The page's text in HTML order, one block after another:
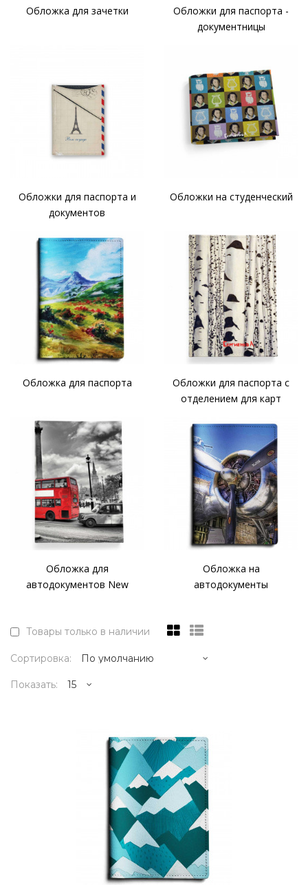
Обложка для зачетки
Обложки для паспорта -
документницы
Обложки для паспорта и
документов
Обложки на студенческий
Обложка для паспорта
Обложки для паспорта с
отделением для карт
Обложка для
автодокументов New
Обложка на
автодокументы
Товары только в наличии
Сортировка:
Показать:
2495р.
..
КУПИТЬ